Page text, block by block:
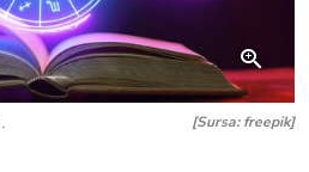
[Sursa: freepik]